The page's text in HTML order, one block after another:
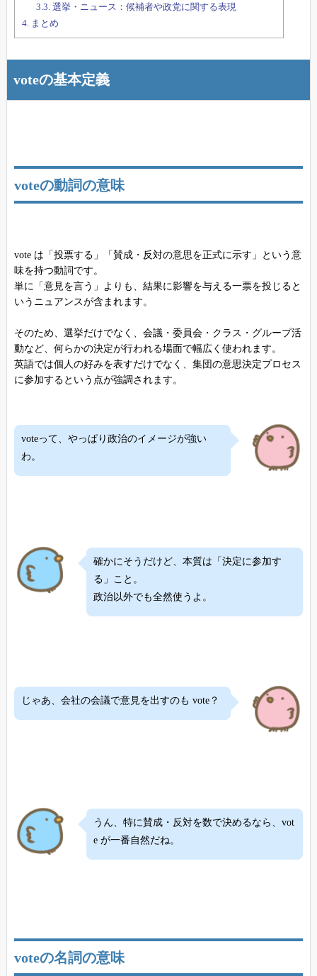
3.3. 選挙・ニュース：候補者や政党に関する表現
4. まとめ
voteの基本定義
voteの動詞の意味
vote は「投票する」「賛成・反対の意思を正式に示す」という意
味を持つ動詞です。
単に「意見を言う」よりも、結果に影響を与える一票を投じると
いうニュアンスが含まれます。
そのため、選挙だけでなく、会議・委員会・クラス・グループ活
動など、何らかの決定が行われる場面で幅広く使われます。
英語では個人の好みを表すだけでなく、集団の意思決定プロセス
に参加するという点が強調されます。
voteって、やっぱり政治のイメージが強い
わ。
確かにそうだけど、本質は「決定に参加す
る」こと。
政治以外でも全然使うよ。
じゃあ、会社の会議で意見を出すのも vote？
うん、特に賛成・反対を数で決めるなら、vot
e が一番自然だね。
voteの名詞の意味